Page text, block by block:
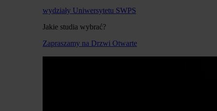
wydziały Uniwersytetu SWPS
Jakie studia wybrać?
Zapraszamy na Drzwi Otwarte